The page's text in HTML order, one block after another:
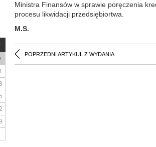
Ministra Finansów w sprawie poręczenia
procesu likwidacji przedsiębiortwa.
M.S.
POPRZEDNI ARTYKUŁ Z WYDANIA
1